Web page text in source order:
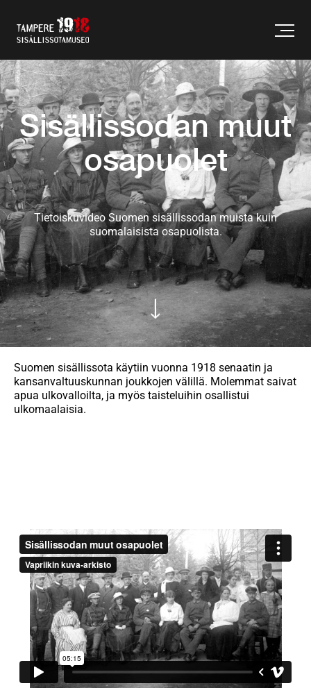
Sisällissodan muut
osapuolet
Tietoiskuvideo Suomen sisällissodan muista kuin
suomalaisista osapuolista.
Suomen sisällissota käytiin vuonna 1918 senaatin ja
kansanvaltuuskunnan joukkojen välillä. Molemmat saivat
apua ulkovalloilta, ja myös taisteluihin osallistui
ulkomaalaisia.